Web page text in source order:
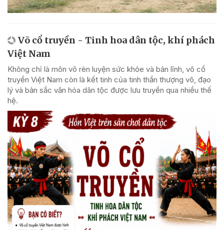
Võ cổ truyền - Tinh hoa dân tộc, khí phách
Việt Nam
Không chỉ là môn võ rèn luyện sức khỏe và bản lĩnh, võ cổ
truyền Việt Nam còn là kết tinh của tinh thần thượng võ, đạo
lý và bản sắc văn hóa dân tộc được lưu truyền qua nhiều thế
hệ.